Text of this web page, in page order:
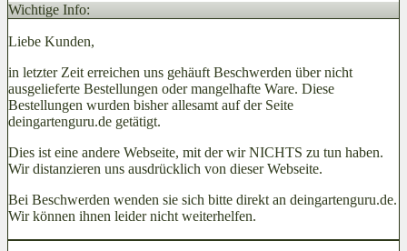
Wichtige Info:
Liebe Kunden,
in letzter Zeit erreichen uns gehäuft Beschwerden über nicht
ausgelieferte Bestellungen oder mangelhafte Ware. Diese
Bestellungen wurden bisher allesamt auf der Seite
deingartenguru.de getätigt.
Dies ist eine andere Webseite, mit der wir NICHTS zu tun haben.
Wir distanzieren uns ausdrücklich von dieser Webseite.
Bei Beschwerden wenden sie sich bitte direkt an deingartenguru.de.
Wir können ihnen leider nicht weiterhelfen.